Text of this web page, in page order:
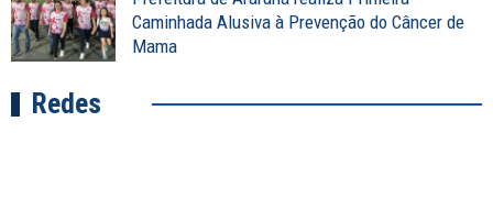
Caminhada Alusiva à Prevenção do Câncer de
Mama
Redes